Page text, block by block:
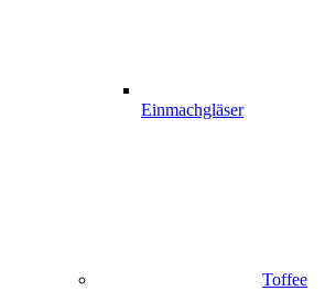
Einmachgläser
Toffee